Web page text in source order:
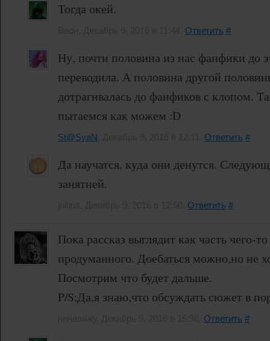
Тогда окей.
Ответить #
Ну, почти половина из нас фанфики до
переводила. А половина другой
дотрагивалась до фанфиков с клопом.
пытаемся как можем :D
St@SyaN Ответить #
Да научатся, куда они денутся.
занятней.
Ответить #
Пока рассказ выглядит как часть чего-
продуманного. Доебаться можно,но не
Посмотрим что будет дальше.
P/S:Да,я знаю,что обсуждать сюжет в
Ответить #